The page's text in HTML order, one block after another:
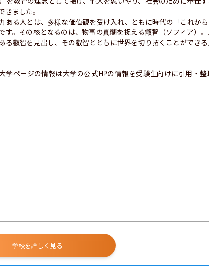
きました。
ある人とは、多様な価値観を受け入れ、ともに時代の「これか
す。その核となるのは、物事の真髄を捉える叡智（ソフィア）
る叡智を見出し、その叡智とともに世界を切り拓くことができ
学ページの情報は大学の公式HPの情報を受験生向けに引用・整
学校を詳しく見る